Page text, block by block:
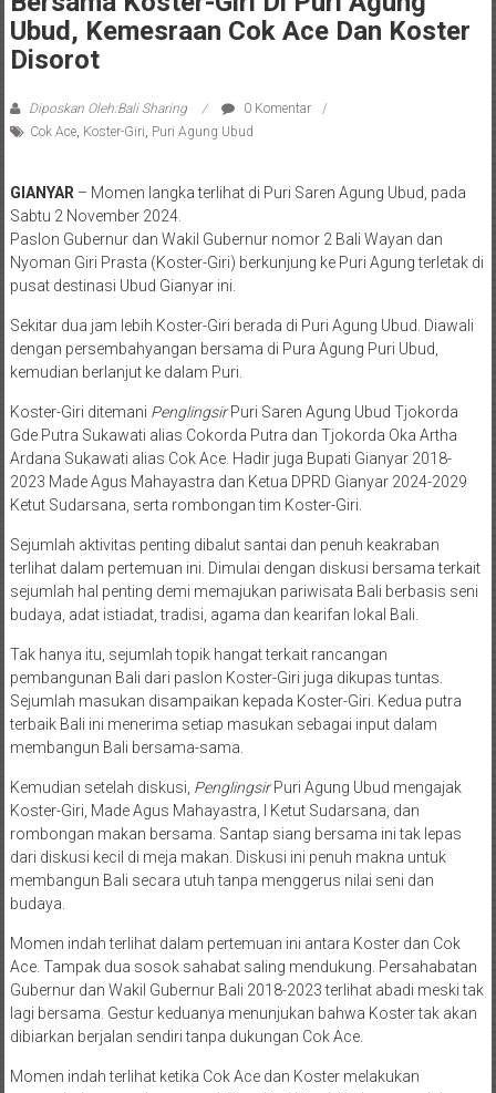
Ubud, Kemesraan Cok Ace Dan Koster
Disorot
Diposkan Oleh:Bali Sharing
0 Komentar
Cok Ace, Koster-Giri Puri Agung Ubud
GIANYAR – Momen langka terlihat di Puri Saren Agung Ubud, pada
Sabtu 2 November 2024.
Paslon Gubernur dan Wakil Gubernur nomor 2 Bali Wayan dan
Nyoman Giri Prasta (Koster-Giri) berkunjung ke Puri Agung terletak di
pusat destinasi Ubud Gianyar ini.
Sekitar dua jam lebih Koster-Giri berada di Puri Agung Ubud. Diawali
dengan persembahyangan bersama di Pura Agung Puri Ubud,
kemudian berlanjut ke dalam Puri.
Koster-Giri ditemani PenglingsirPuri Saren Agung Ubud Tjokorda
Gde Putra Sukawati alias Cokorda Putra dan Tjokorda Oka Artha
Ardana Sukawati alias Cok Ace. Hadir juga Bupati Gianyar 2018-
2023 Made Agus Mahayastra dan Ketua DPRD Gianyar 2024-2029
Ketut Sudarsana, serta rombongan tim Koster-Giri.
Sejumlah aktivitas penting dibalut santai dan penuh keakraban
terlihat dalam pertemuan ini. Dimulai dengan diskusi bersama terkait
sejumlah hal penting demi memajukan pariwisata Bali berbasis seni
budaya, adat istiadat, tradisi, agama dan kearifan lokal Bali.
Tak hanya itu, sejumlah topik hangat terkait rancangan
pembangunan Bali dari paslon Koster-Giri juga dikupas tuntas.
Sejumlah masukan disampaikan kepada Koster-Giri. Kedua putra
terbaik Bali ini menerima setiap masukan sebagai input dalam
membangun Bali bersama-sama.
Kemudian setelah diskusi, PenglingsirPuri Agung Ubud mengajak
Koster-Giri, Made Agus Mahayastra, I Ketut Sudarsana, dan
rombongan makan bersama. Santap siang bersama ini tak lepas
dari diskusi kecil di meja makan. Diskusi ini penuh makna untuk
membangun Bali secara utuh tanpa menggerus nilai seni dan
budaya.
Momen indah terlihat dalam pertemuan ini antara Koster dan Cok
Ace. Tampak dua sosok sahabat saling mendukung. Persahabatan
Gubernur dan Wakil Gubernur Bali 2018-2023 terlihat abadi meski tak
lagi bersama. Gestur keduanya menunjukan bahwa Koster tak akan
dibiarkan berjalan sendiri tanpa dukungan Cok Ace.
Momen indah terlihat ketika Cok Ace dan Koster melakukan